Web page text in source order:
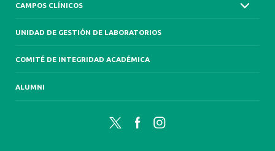
CAMPOS CLÍNICOS
UNIDAD DE GESTIÓN DE LABORATORIOS
COMITÉ DE INTEGRIDAD ACADÉMICA
ALUMNI
Twitter FacebookInstagram